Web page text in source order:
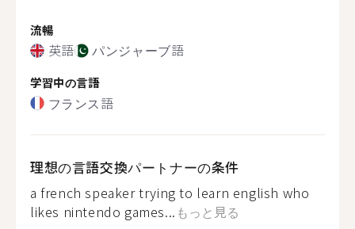
流暢
英語 パンジャーブ語
学習中の言語
フランス語
理想の言語交換パートナーの条件
a french speaker trying to learn english who
likes nintendo games... もっと見る